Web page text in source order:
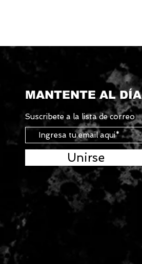
MANTENTE AL DÍA
Suscribete a la lista de correo
Unirse